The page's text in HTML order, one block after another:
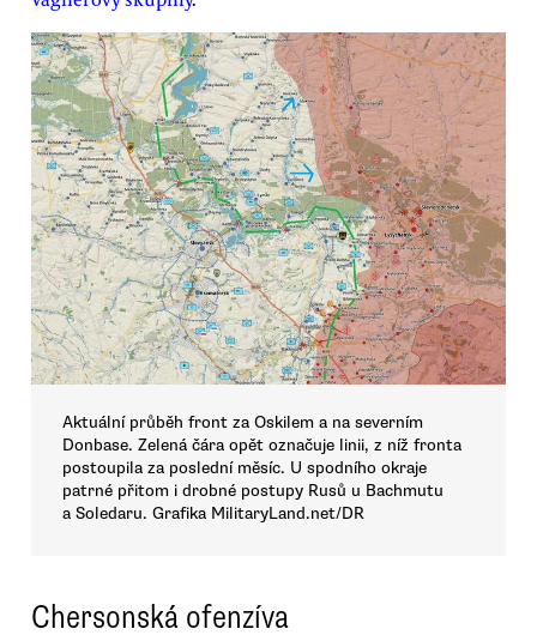
Aktuální průběh front za Oskilem a na severním
Donbase. Zelená čára opět označuje linii, z níž fronta
postoupila za poslední měsíc. U spodního okraje
patrné přitom i drobné postupy Rusů u Bachmutu
a Soledaru. Grafika MilitaryLand.net/DR
Chersonská ofenzíva